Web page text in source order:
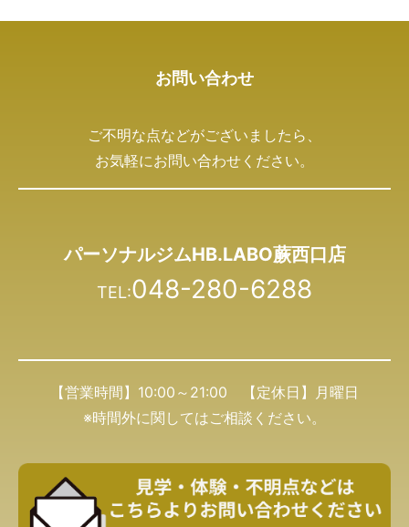
お問い合わせ
ご不明な点などがございましたら、
お気軽にお問い合わせください。
パーソナルジムHB.LABO蕨西口店
TEL:048-280-6288
【営業時間】10:00～21:00 【定休日】月曜日
※時間外に関してはご相談ください。